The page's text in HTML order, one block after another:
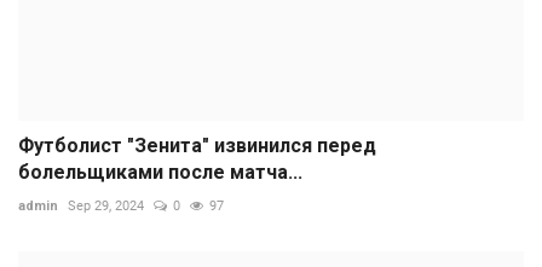
Футболист "Зенита" извинился перед
болельщиками после матча...
admin Sep 29, 2024 0 97